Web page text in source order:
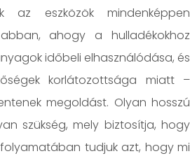
az eszközök mindenképpen
ahogy a hulladékokhoz
időbeli elhasználódása, és
korlátozottsága miatt –
megoldást. Olyan hosszú
szükség, mely biztosítja, hogy
tudjuk azt, hogy mi